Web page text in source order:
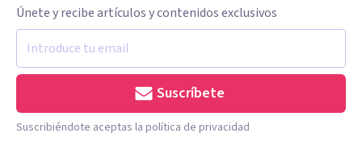
Únete y recibe artículos y contenidos exclusivos
Suscríbete
Suscribiéndote aceptas la política de privacidad